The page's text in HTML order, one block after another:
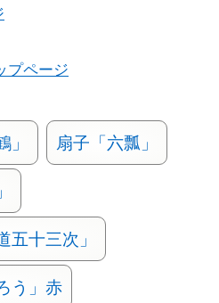
プページ
扇子「六瓢」
五十三次」
う」赤